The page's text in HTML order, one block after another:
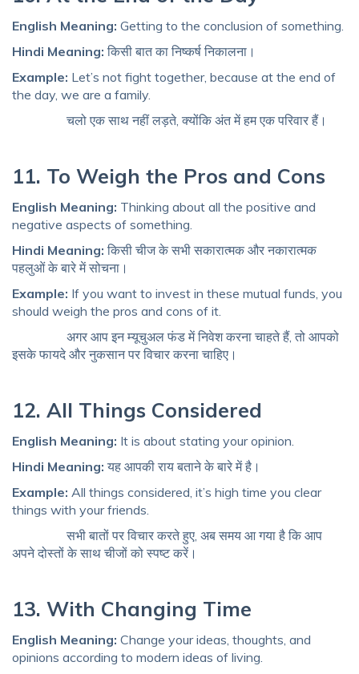
English Meaning: Getting to the conclusion of something.
Hindi Meaning: किसी बात का निष्कर्ष निकालना।
Example: Let’s not fight together, because at the end of
the day, we are a family.
चलो एक साथ नहीं लड़ते, क्योंकि अंत में हम एक परिवार हैं।
11. To Weigh the Pros and Cons
English Meaning: Thinking about all the positive and
negative aspects of something.
Hindi Meaning: किसी चीज के सभी सकारात्मक और नकारात्मक
पहलुओं के बारे में सोचना।
Example: If you want to invest in these mutual funds, you
should weigh the pros and cons of it.
अगर आप इन म्यूचुअल फंड में निवेश करना चाहते हैं, तो आपको
इसके फायदे और नुकसान पर विचार करना चाहिए।
12. All Things Considered
English Meaning: It is about stating your opinion.
Hindi Meaning: यह आपकी राय बताने के बारे में है।
Example: All things considered, it’s high time you clear
things with your friends.
सभी बातों पर विचार करते हुए, अब समय आ गया है कि आप
अपने दोस्तों के साथ चीजों को स्पष्ट करें।
13. With Changing Time
English Meaning: Change your ideas, thoughts, and
opinions according to modern ideas of living.